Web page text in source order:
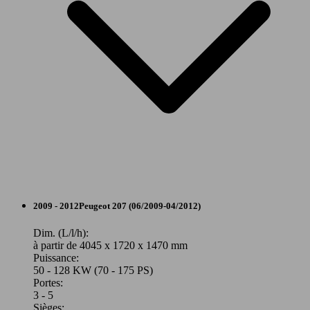
207 CC 1.6 HDi 110ch FAP BLUE LION
207 CC 1.6 HDi 112ch FAP BLUE LION
Break
Essence
Model Version
2009 - 2012Peugeot 207 (06/2009-04/2012)
Dim. (L/l/h):
à partir de 4045 x 1720 x 1470 mm
Puissance:
50 - 128 KW (70 - 175 PS)
Portes:
3 - 5
Sièges: